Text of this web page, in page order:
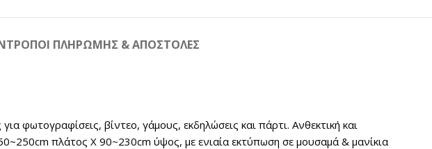
ΤΡΟΠΟΙ ΠΛΗΡΩΜΗΣ & ΑΠΟΣΤΟΛΕΣ
φωτογραφίσεις, βίντεο, γάμους, εκδηλώσεις και πάρτι. Ανθεκτική και
πλάτος Χ 90~230cm ύψος, με ενιαία εκτύπωση σε μουσαμά & μανίκια